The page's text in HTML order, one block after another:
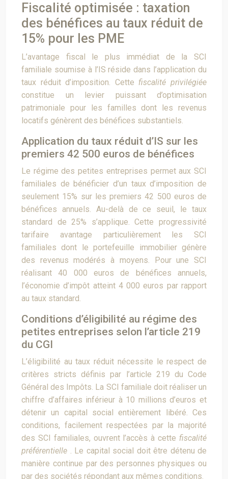
Fiscalité optimisée : taxation
des bénéfices au taux réduit de
15% pour les PME
L’avantage fiscal le plus immédiat de la SCI
familiale soumise à l’IS réside dans l’application du
taux réduit d’imposition. Cette fiscalité privilégiée
constitue un levier puissant d’optimisation
patrimoniale pour les familles dont les revenus
locatifs génèrent des bénéfices substantiels.
Application du taux réduit d’IS sur les
premiers 42 500 euros de bénéfices
Le régime des petites entreprises permet aux SCI
familiales de bénéficier d’un taux d’imposition de
seulement 15% sur les premiers 42 500 euros de
bénéfices annuels. Au-delà de ce seuil, le taux
standard de 25% s’applique. Cette progressivité
tarifaire avantage particulièrement les SCI
familiales dont le portefeuille immobilier génère
des revenus modérés à moyens. Pour une SCI
réalisant 40 000 euros de bénéfices annuels,
l’économie d’impôt atteint 4 000 euros par rapport
au taux standard.
Conditions d’éligibilité au régime des
petites entreprises selon l’article 219
du CGI
L’éligibilité au taux réduit nécessite le respect de
critères stricts définis par l’article 219 du Code
Général des Impôts. La SCI familiale doit réaliser un
chiffre d’affaires inférieur à 10 millions d’euros et
détenir un capital social entièrement libéré. Ces
conditions, facilement respectées par la majorité
des SCI familiales, ouvrent l’accès à cette fiscalité
préférentielle . Le capital social doit être détenu de
manière continue par des personnes physiques ou
par des sociétés répondant aux mêmes conditions.